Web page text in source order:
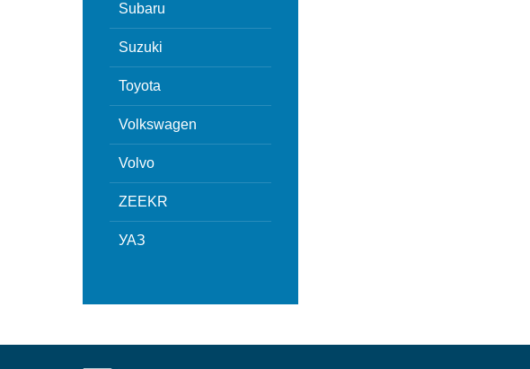
Subaru
Suzuki
Toyota
Volkswagen
Volvo
ZEEKR
УАЗ